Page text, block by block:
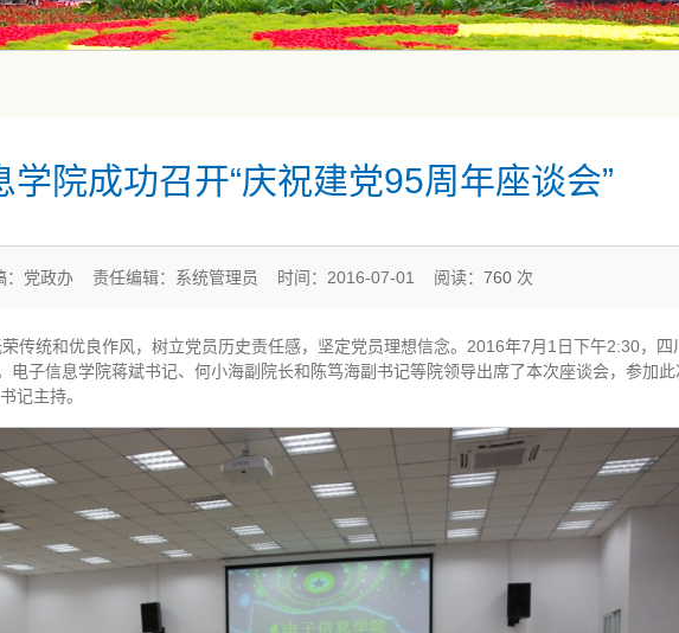
学院成功召开“庆祝建党95周年座谈会”
：党政办 责任编辑：系统管理员 时间：2016-07-01 阅读： 760 次
传统和优良作风，树立党员历史责任感，坚定党员理想信念。2016年7月1日下午2:30，
子信息学院蒋斌书记、何小海副院长和陈笃海副书记等院领导出席了本次座谈会，参加
记主持。